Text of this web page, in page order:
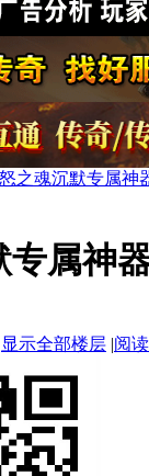
之魂沉默专属神
专属神
显示全部楼层 |阅